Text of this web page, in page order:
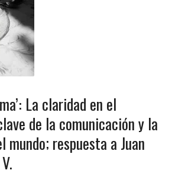
La claridad en el
de la comunicación y la
mundo; respuesta a Juan